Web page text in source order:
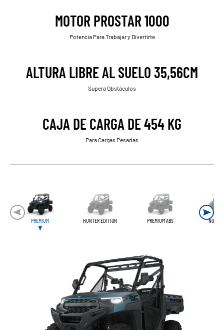
MOTOR PROSTAR 1000
Potencia Para Trabajar y Divertirte
ALTURA LIBRE AL SUELO 35,56CM
Supera Obstáculos
CAJA DE CARGA DE 454 KG
Para Cargas Pesadas
PREMIUM HUNTER EDITION PREMIUM ABS NORDIC